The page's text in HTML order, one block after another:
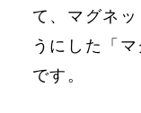
て、マグネ
うにした「
です。